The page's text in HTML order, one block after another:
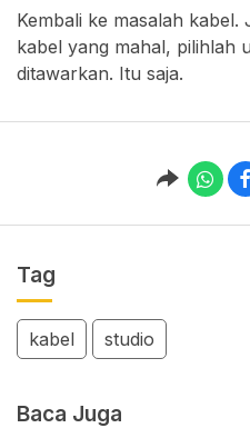
Kembali ke masalah
kabel yang mahal, pilihlah
ditawarkan. Itu saja.
Tag
kabel studio
Baca Juga